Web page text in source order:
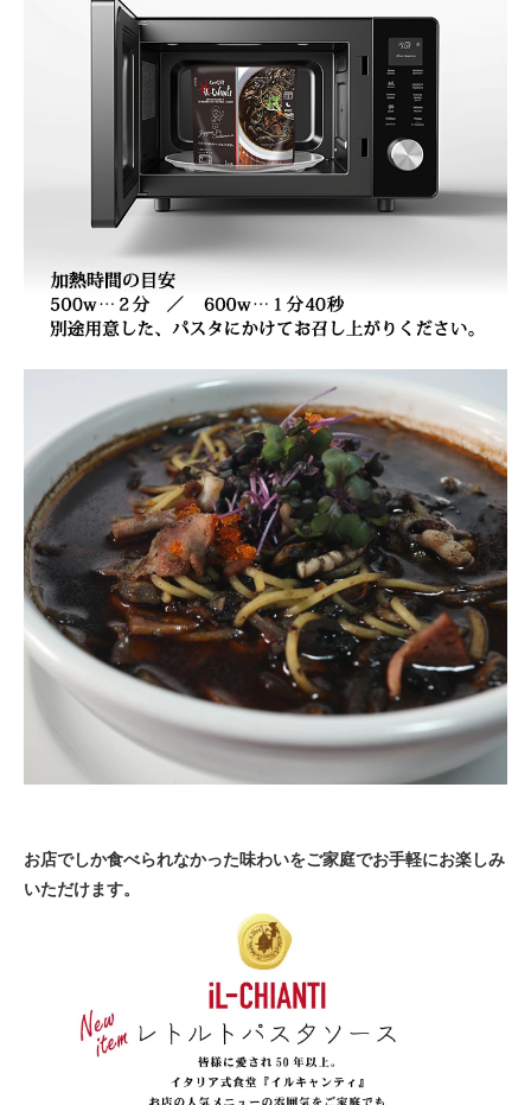
お店でしか食べられなかった味わいをご家庭でお手軽にお楽しみ
いただけます。